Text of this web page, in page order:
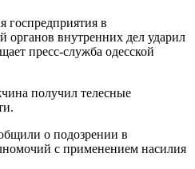
госпредприятия в
органов внутренних дел ударил
пресс-служба одесской
получил телесные
о подозрении в
с применением насилия